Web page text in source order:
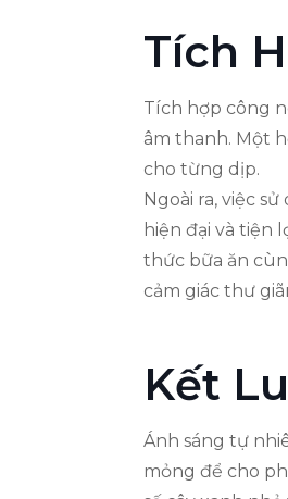
Tích
Tích hợp công
âm thanh. Một
cho từng dịp.
Ngoài ra, việc
hiện đại và tiện
thức bữa ăn
cảm giác thư
Kết
Ánh sáng tự
mỏng để cho